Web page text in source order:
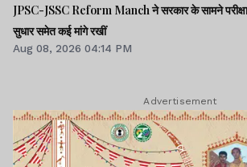
JPSC-JSSC Reform Manch ने सरकार के सामने
सुधार समेत कई मांगे रखीं
Aug 08, 2026 04:14 PM
Advertisement